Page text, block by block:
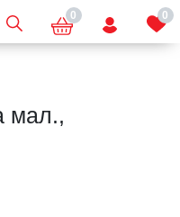
0 0
мал.,